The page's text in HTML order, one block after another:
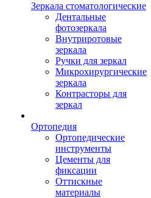
Зеркала стоматологические
Дентальные
фотозеркала
Внутриротовые
зеркала
Ручки для зеркал
Микрохирургические
зеркала
Контрасторы для
зеркал
Ортопедия
Ортопедические
инструменты
Цементы для
фиксации
Оттискные
материалы